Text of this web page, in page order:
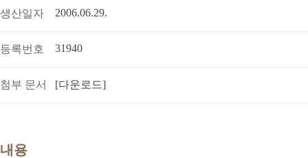
생산일자 2006.06.29.
등록번호 31940
첨부 문서 [다운로드]
내용